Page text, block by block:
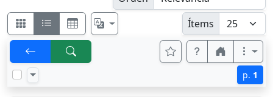
Ítems
p. 1